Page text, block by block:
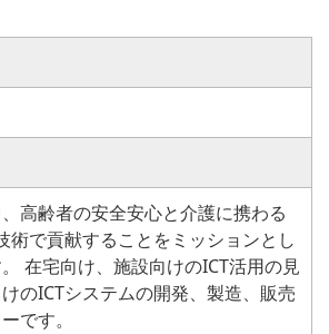
高齢者の安全安心と介護に携わる
術で貢献することをミッションとし
在宅向け、施設向けのICT活用の見
のICTシステムの開発、製造、販売
です。